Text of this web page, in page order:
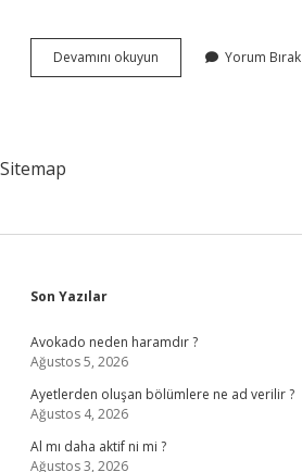
Devamını okuyun Materyalizm
Allaha
Yorum Bırak
Sitemap
Sidebar
Son Yazılar
Avokado neden haramdır ?
Ağustos 5, 2026
Ayetlerden oluşan bölümlere ne ad verilir ?
Ağustos 4, 2026
Al mı daha aktif ni mi ?
Ağustos 3, 2026